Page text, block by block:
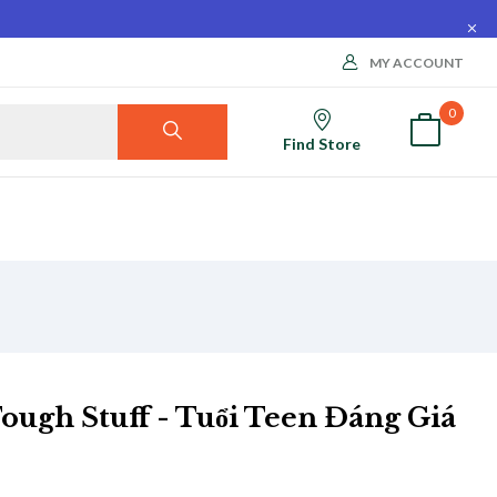
MY ACCOUNT
Find Store
0
Stuff - Tuổi Teen Đáng Giá